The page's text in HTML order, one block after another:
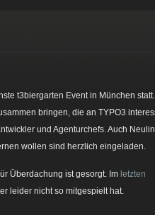
t3biergarten Event in München
bringen, die an TYPO3
und Agenturchefs. Auch
wollen sind herzlich eingeladen.
Überdachung ist gesorgt. Im letzten
leider nicht so mitgespielt hat.